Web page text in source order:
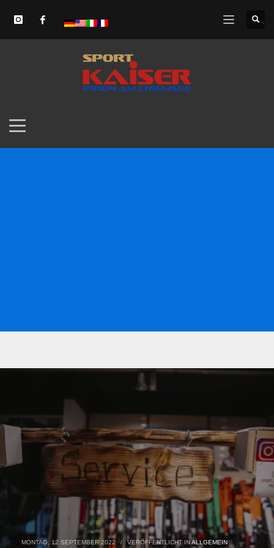
MONTAG, 12 SEPTEMBER 2022 / VERÖFFENTLICHT INALLGEMEIN